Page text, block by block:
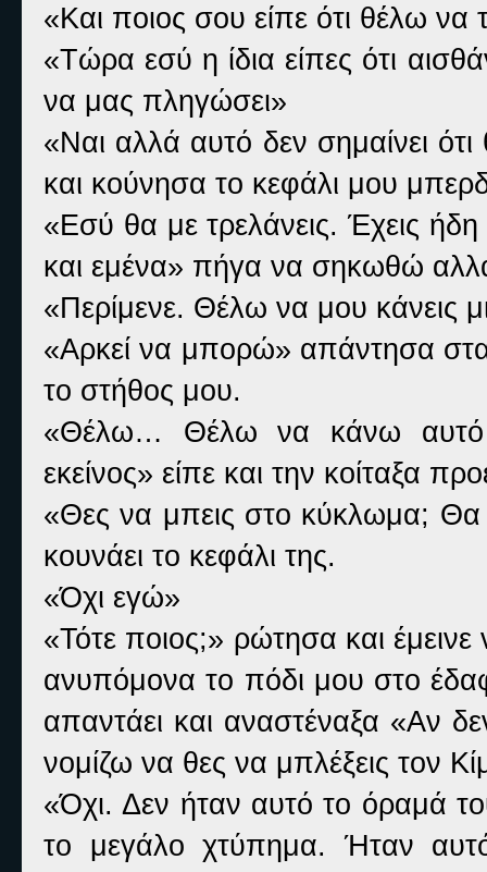
«Και ποιος σου είπε ότι θέλω να
«Τώρα εσύ η ίδια είπες ότι
να μας πληγώσει»
«Ναι αλλά αυτό δεν σημαίνει
και κούνησα το κεφάλι μου
«Εσύ θα με τρελάνεις. Έχεις
και εμένα» πήγα να σηκωθώ
«Περίμενε. Θέλω να μου κάνεις
«Αρκεί να μπορώ» απάντησα
το στήθος μου.
«Θέλω… Θέλω να κάνω αυτό
εκείνος» είπε και την κοίταξα
«Θες να μπεις στο κύκλωμα; Θα
κουνάει το κεφάλι της.
«Όχι εγώ»
«Τότε ποιος;» ρώτησα και
ανυπόμονα το πόδι μου στο
απαντάει και αναστέναξα «Αν
νομίζω να θες να μπλέξεις τον
«Όχι. Δεν ήταν αυτό το όραμά
το μεγάλο χτύπημα. Ήταν